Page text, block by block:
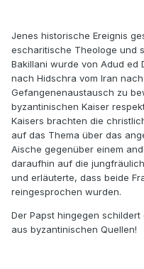
Jenes historische Ereignis
escharitische Theologe und
Bakillani wurde von Adud ed
nach Hidschra vom Iran
Gefangenenaustausch zu
byzantinischen Kaiser
Kaisers brachten die
auf das Thema über das
Aische gegenüber einem
daraufhin auf die
und erläuterte, dass beide
reingesprochen wurden.
Der Papst hingegen
aus byzantinischen Quellen!